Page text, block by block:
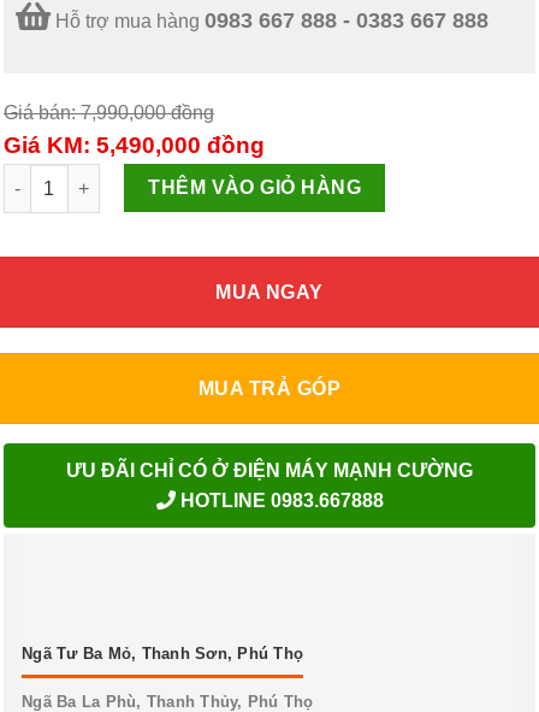
Hỗ trợ mua hàng 0983 667 888 - 0383 667 888
Giá bán: 7,990,000đồng
Giá KM: 5,490,000 đồng
Điều hòa 1 chiều Nagakawa NS-C12R2T30 12000 Btu số lượng
THÊM VÀO GIỎ HÀNG
MUA NGAY
MUA TRẢ GÓP
ƯU ĐÃI CHỈ CÓ Ở ĐIỆN MÁY MẠNH CƯỜNG
HOTLINE 0983.667888
Ngã Tư Ba Mỏ, Thanh Sơn, Phú Thọ
Ngã Ba La Phù, Thanh Thủy, Phú Thọ